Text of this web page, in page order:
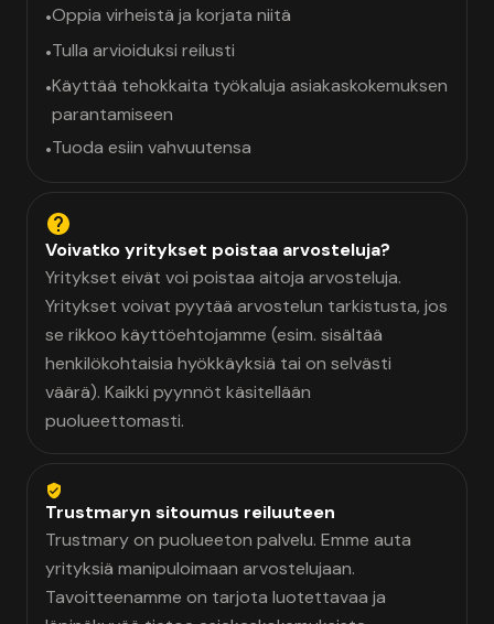
•Oppia virheistä ja korjata niitä
•Tulla arvioiduksi reilusti
•Käyttää tehokkaita työkaluja asiakaskokemuksen
parantamiseen
•Tuoda esiin vahvuutensa
Voivatko yritykset poistaa arvosteluja?
Yritykset eivät voi poistaa aitoja arvosteluja.
Yritykset voivat pyytää arvostelun tarkistusta, jos
se rikkoo käyttöehtojamme (esim. sisältää
henkilökohtaisia hyökkäyksiä tai on selvästi
väärä). Kaikki pyynnöt käsitellään
puolueettomasti.
Trustmaryn sitoumus reiluuteen
Trustmary on puolueeton palvelu. Emme auta
yrityksiä manipuloimaan arvostelujaan.
Tavoitteenamme on tarjota luotettavaa ja